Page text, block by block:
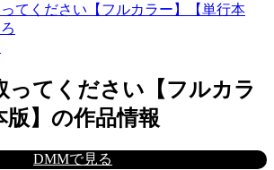
てください【フルカラー】【単行本
ってください【フルカラ
版】の作品情報
DMMで見る